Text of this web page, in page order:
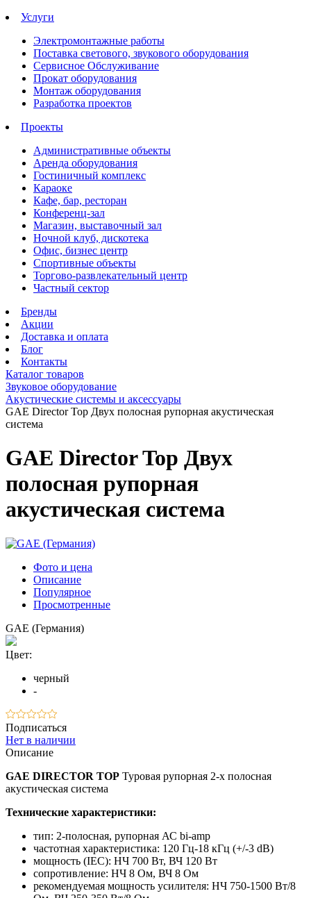
Услуги
Электромонтажные работы
Поставка светового, звукового оборудования
Сервисное Обслуживание
Прокат оборудования
Монтаж оборудования
Разработка проектов
Проекты
Административные объекты
Аренда оборудования
Гостиничный комплекс
Караоке
Кафе, бар, ресторан
Конференц-зал
Магазин, выставочный зал
Ночной клуб, дискотека
Офис, бизнес центр
Спортивные объекты
Торгово-развлекательный центр
Частный сектор
Бренды
Акции
Доставка и оплата
Блог
Контакты
Каталог товаров
Звуковое оборудование
Акустические системы и аксессуары
GAE Director Top Двух полосная рупорная акустическая
система
GAE Director Top Двух
полосная рупорная
акустическая система
Фото и цена
Описание
Популярное
Просмотренные
GAE (Германия)
Цвет:
черный
-
Подписаться
Нет в наличии
Описание
GAE DIRECTOR TOP Туровая рупорная 2-х полосная
акустическая система
Технические характеристики:
тип: 2-полосная, рупорная АС bi-amp
частотная характеристика: 120 Гц-18 кГц (+/-3 dB)
мощность (IEC): НЧ 700 Вт, ВЧ 120 Вт
сопротивление: НЧ 8 Ом, ВЧ 8 Ом
рекомендуемая мощность усилителя: НЧ 750-1500 Вт/8